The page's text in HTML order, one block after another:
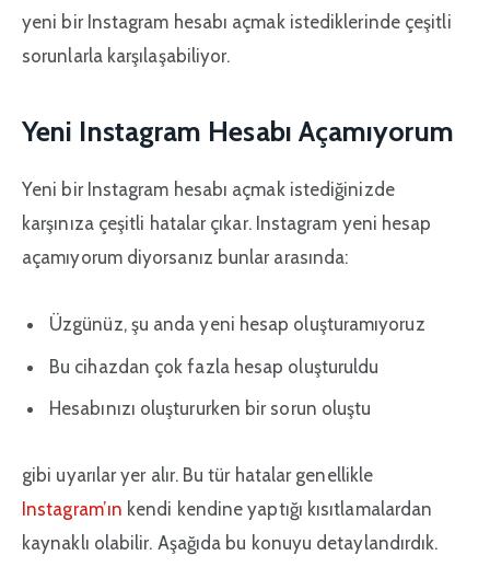
yeni bir Instagram hesabı açmak istediklerinde çeşitli
sorunlarla karşılaşabiliyor.
Yeni Instagram Hesabı Açamıyorum
Yeni bir Instagram hesabı açmak istediğinizde
karşınıza çeşitli hatalar çıkar. Instagram yeni hesap
açamıyorum diyorsanız bunlar arasında:
Üzgünüz, şu anda yeni hesap oluşturamıyoruz
Bu cihazdan çok fazla hesap oluşturuldu
Hesabınızı oluştururken bir sorun oluştu
gibi uyarılar yer alır. Bu tür hatalar genellikle
Instagram’ın kendi kendine yaptığı kısıtlamalardan
kaynaklı olabilir. Aşağıda bu konuyu detaylandırdık.